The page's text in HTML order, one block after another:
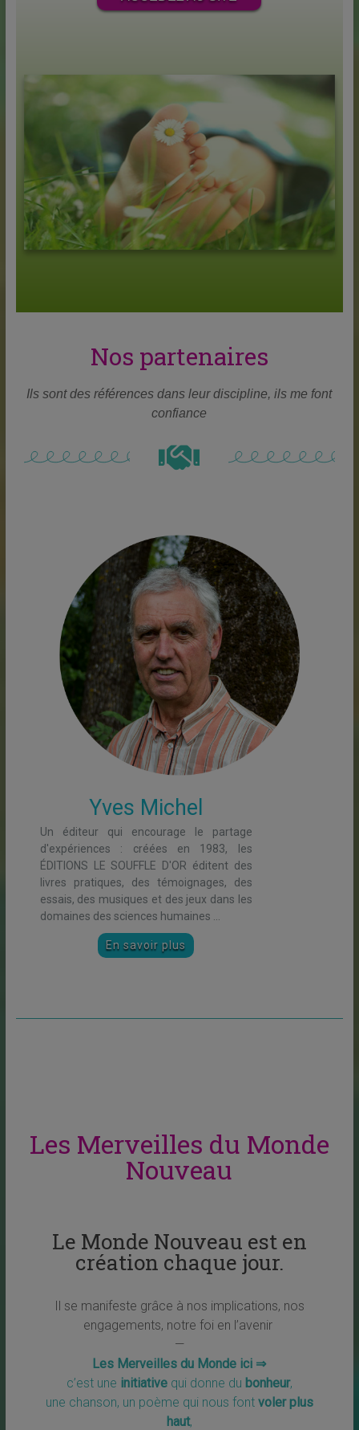
Nos partenaires
Ils sont des références dans leur discipline, ils me font
confiance
Thomas
D'Ansembourg
Comme avocat il a pu constater que la
plupart de nos conflits naissent de
malentendus et que ceux-ci résultent
souvent d’une combinaison de mal-
exprimé (non dit-mal dit) et de mal
En savoir plus
Les Merveilles du Monde
Nouveau
Le Monde Nouveau est en
création chaque jour.
Il se manifeste grâce à nos implications, nos
engagements, notre foi en l’avenir
—
Les Merveilles du Monde ici ⇒
c’est une initiativequi donne du bonheur,
une chanson, un poème qui nous font voler plus
haut,